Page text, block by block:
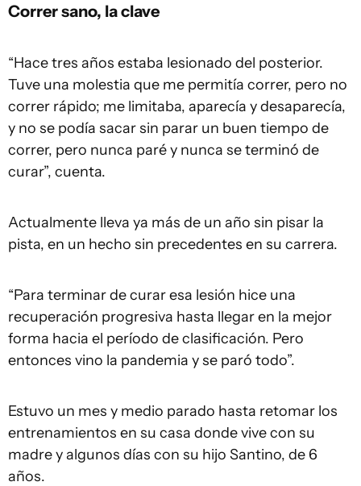
Correr sano, la clave
“Hace tres años estaba lesionado del posterior.
Tuve una molestia que me permitía correr, pero no
correr rápido; me limitaba, aparecía y desaparecía,
y no se podía sacar sin parar un buen tiempo de
correr, pero nunca paré y nunca se terminó de
curar”, cuenta.
Actualmente lleva ya más de un año sin pisar la
pista, en un hecho sin precedentes en su carrera.
“Para terminar de curar esa lesión hice una
recuperación progresiva hasta llegar en la mejor
forma hacia el período de clasificación. Pero
entonces vino la pandemia y se paró todo”.
Estuvo un mes y medio parado hasta retomar los
entrenamientos en su casa donde vive con su
madre y algunos días con su hijo Santino, de 6
años.